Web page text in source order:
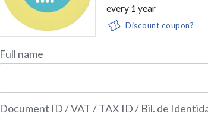
every 1 year
Discount coupon?
Full name
Document ID / VAT / TAX ID / Bil. de